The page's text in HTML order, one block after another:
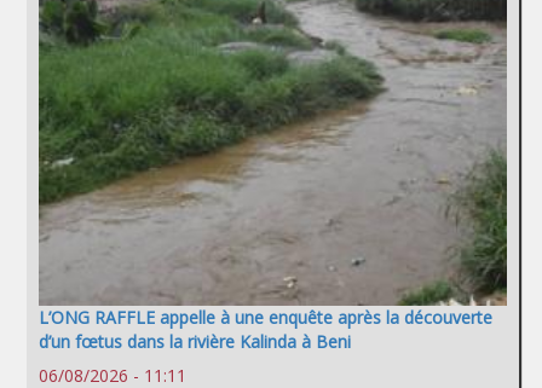
L’ONG RAFFLE appelle à une enquête après la découverte
d’un fœtus dans la rivière Kalinda à Beni
06/08/2026 - 11:11